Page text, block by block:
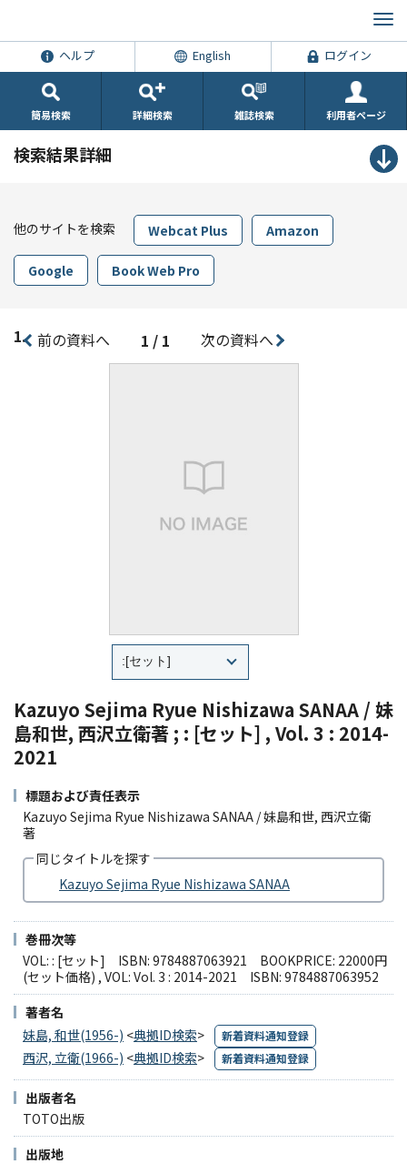
ヘルプ English ログイン
簡易検索 詳細検索 雑誌検索 利用者ページ
検索結果詳細
他のサイトを検索 Webcat Plus Amazon
Google Book Web Pro
1. 前の資料へ 1 / 1 次の資料へ
Kazuyo Sejima Ryue Nishizawa SANAA / 妹
島和世, 西沢立衛著 ; : [セット] , Vol. 3 : 2014-
2021
標題および責任表示
Kazuyo Sejima Ryue Nishizawa SANAA / 妹島和世, 西沢立衛
著
同じタイトルを探す
Kazuyo Sejima Ryue Nishizawa SANAA
巻冊次等
VOL: : [セット] ISBN: 9784887063921 BOOKPRICE: 22000円
(セット価格) , VOL: Vol. 3 : 2014-2021 ISBN: 9784887063952
著者名
妹島, 和世(1956-) <典拠ID検索> 新着資料通知登録
西沢, 立衛(1966-) <典拠ID検索> 新着資料通知登録
出版者名
TOTO出版
出版地